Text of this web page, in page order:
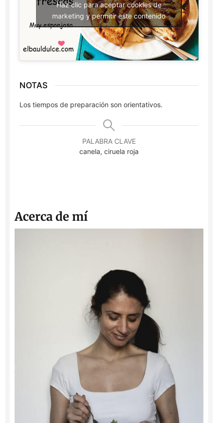
Haz clic para aceptar cookies de
marketing y permitir este contenido
NOTAS
Los tiempos de preparación son orientativos.
PALABRA CLAVE
canela, ciruela roja
Acerca de mí